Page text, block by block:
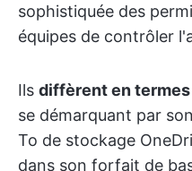
sophistiquée des
équipes de contrôler
Ils diffèrent en
se démarquant par
To de stockage
dans son forfait de